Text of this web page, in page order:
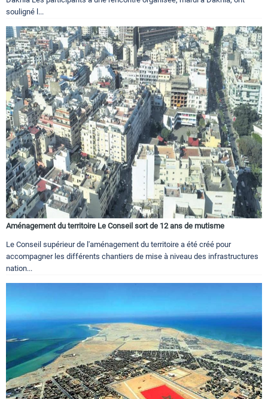
souligné l...
Aménagement du territoire Le Conseil sort de 12 ans de mutisme
Le Conseil supérieur de l'aménagement du territoire a été créé pour
accompagner les différents chantiers de mise à niveau des infrastructures
nation...